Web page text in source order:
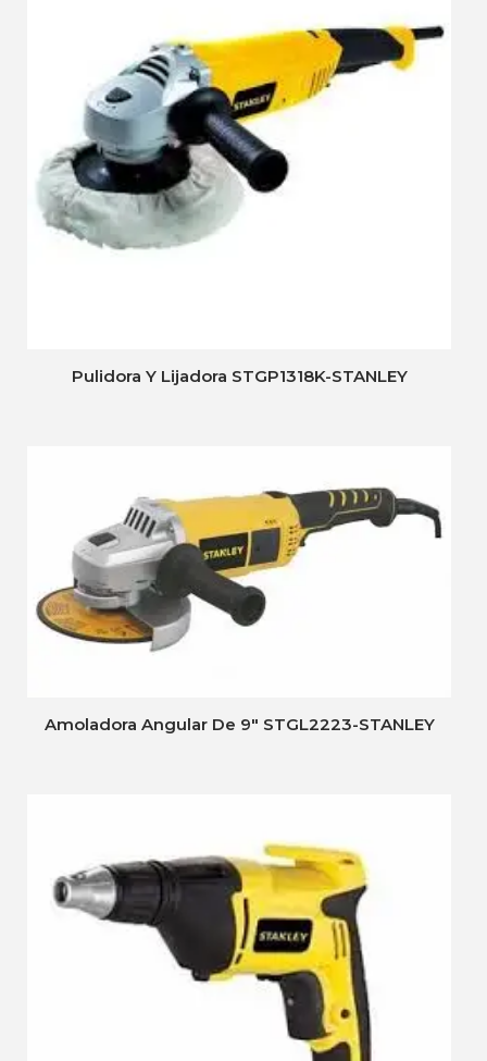
Pulidora Y Lijadora STGP1318K-STANLEY
Amoladora Angular De 9″ STGL2223-STANLEY